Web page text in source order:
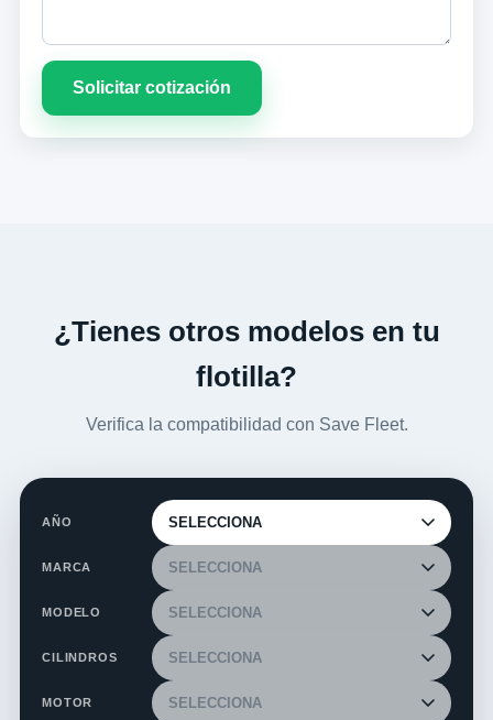
Solicitar cotización
¿Tienes otros modelos en tu
flotilla?
Verifica la compatibilidad con Save Fleet.
AÑO
MARCA
MODELO
CILINDROS
MOTOR